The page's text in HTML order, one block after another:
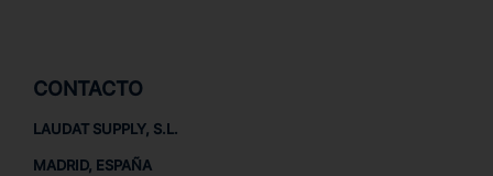
CONTACTO
LAUDAT SUPPLY, S.L.
MADRID, ESPAÑA